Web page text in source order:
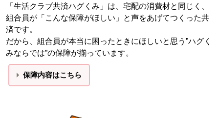
「生活クラブ共済ハグくみ」は、宅配の消費材と同じく、
組合員が「こんな保障がほしい」と声をあげてつくった共
済です。
だから、組合員が本当に困ったときにほしいと思う”ハグく
みならでは”の保障が揃っています。
保障内容はこちら